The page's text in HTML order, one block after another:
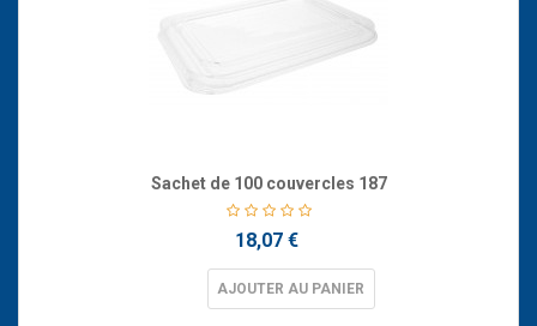
Sachet de 100 couvercles 187
18,07 €
AJOUTER AU PANIER